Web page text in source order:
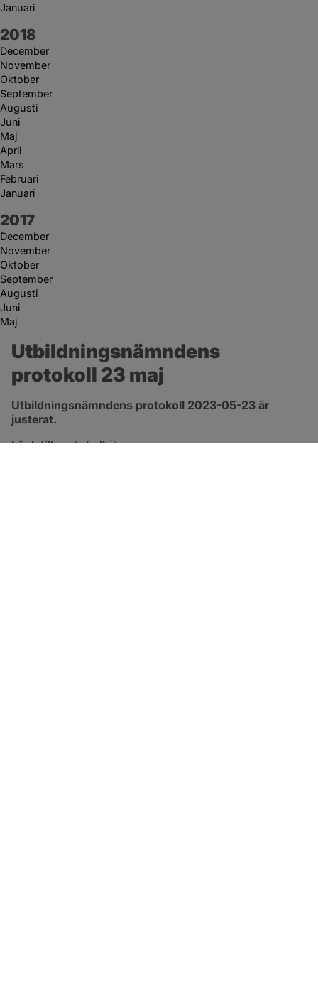
Januari
År:
2018
December
November
Oktober
September
Augusti
Juni
Maj
April
Mars
Februari
Januari
År:
2017
December
November
Oktober
September
Augusti
Juni
Maj
Utbildningsnämndens
protokoll 23 maj
Utbildningsnämndens protokoll 2023-05-23 är
justerat.
Länk till protokoll
pdf, 544.7 kB, öppnas i nytt fönster.